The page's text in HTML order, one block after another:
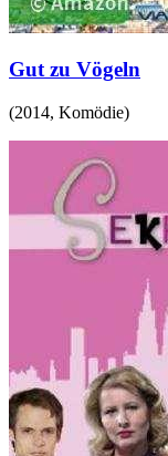
Gut zu Vögeln
(2014, Komödie)